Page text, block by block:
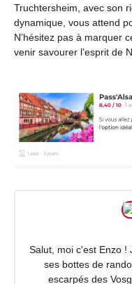
Truchtersheim, avec son
dynamique, vous attend
N’hésitez pas à marquer
venir savourer l’esprit de
Salut, moi c'est Enzo !
ses bottes de
escarpés des